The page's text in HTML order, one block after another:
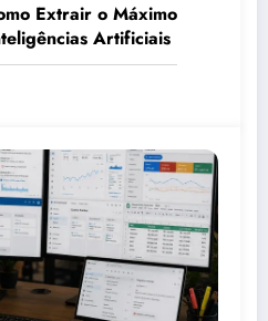
Extrair o Máximo
Artificiais